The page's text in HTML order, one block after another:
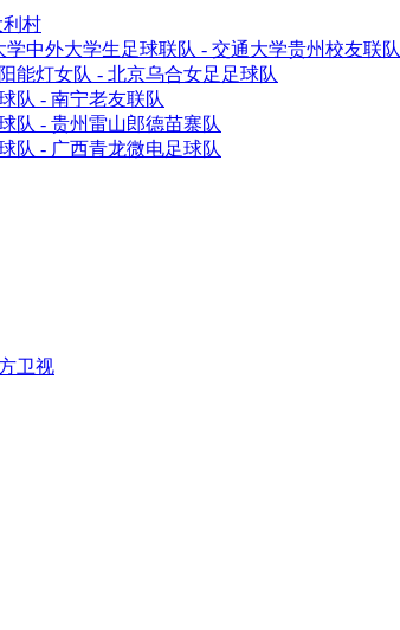
村
中外大学生足球联队 - 交通大学贵州校友联队
能灯女队 - 北京乌合女足足球队
队 - 南宁老友联队
队 - 贵州雷山郎德苗寨队
队 - 广西青龙微电足球队
卫视